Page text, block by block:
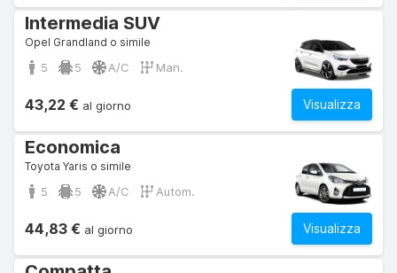
Intermedia SUV
Opel Grandland o simile
5 5 A/C Man.
Visualizza
43,22 € al giorno
Economica
Toyota Yaris o simile
5 5 A/C Autom.
Visualizza
44,83 € al giorno